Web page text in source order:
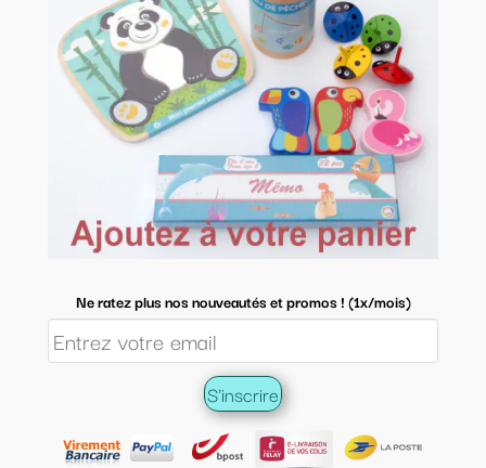
Ne ratez plus nos nouveautés et promos ! (1x/mois)